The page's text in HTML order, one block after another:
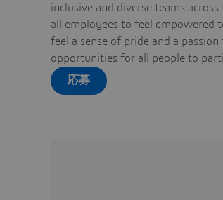
inclusive and diverse teams
all employees to feel empowered
feel a sense of pride and a
opportunities for all people to
応募